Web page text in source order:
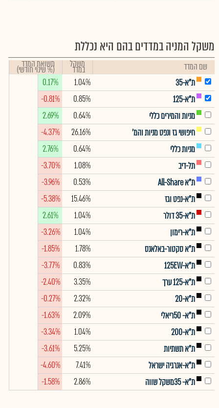
משקל המניה במדדים בהם היא נכללת
שם המדד משקל
במדד תשואת המדד
(% שינוי חודשי)
ת"א-35
1.04%
0.17%
ת"א-125
0.85%
-0.81%
מניות והמירים כללי
0.64%
2.69%
חיפושי גז ונפט מניות והמ'
26.16%
-4.37%
מניות כללי
0.64%
2.76%
תל-דיב
1.08%
-3.70%
ת"א All-Share
0.53%
-3.96%
ת"א-נפט וגז
15.46%
-5.38%
ת"א-35 דולר
1.04%
2.61%
ת"א-רימון
1.04%
-3.26%
ת"א סקטור-באלאנס
1.78%
-1.85%
ת"א-125EW
0.83%
-3.77%
ת"א-125 ערך
3.35%
-2.40%
ת"א-20
2.32%
-0.27%
ת"א- 50ריאלי
2.09%
-1.63%
ת"א-200
1.04%
-3.34%
ת"א תשתיות
5.25%
-3.61%
ת"א-אנרגיה ישראל
7.41%
-4.60%
ת"א- 35משקל שווה
2.86%
-1.58%